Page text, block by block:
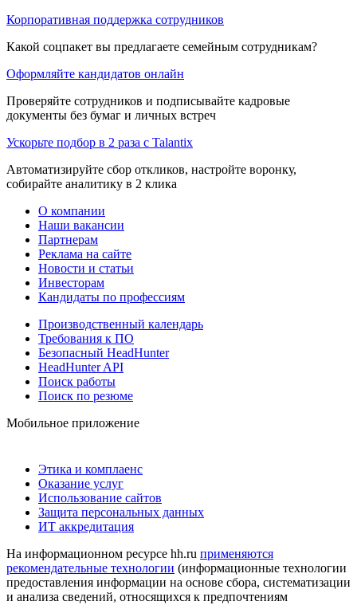
Корпоративная поддержка сотрудников
Какой соцпакет вы предлагаете семейным сотрудникам?
Оформляйте кандидатов онлайн
Проверяйте сотрудников и подписывайте кадровые
документы без бумаг и личных встреч
Ускорьте подбор в 2 раза с Talantix
Автоматизируйте сбор откликов, настройте воронку,
собирайте аналитику в 2 клика
О компании
Наши вакансии
Партнерам
Реклама на сайте
Новости и статьи
Инвесторам
Кандидаты по профессиям
Производственный календарь
Требования к ПО
Безопасный HeadHunter
HeadHunter API
Поиск работы
Поиск по резюме
Мобильное приложение
Этика и комплаенс
Оказание услуг
Использование сайтов
Защита персональных данных
ИТ аккредитация
На информационном ресурсе hh.ru применяются
рекомендательные технологии (информационные технологии
предоставления информации на основе сбора, систематизации
и анализа сведений, относящихся к предпочтениям